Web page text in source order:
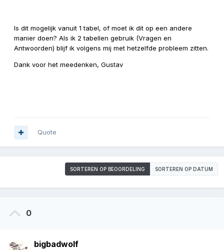
Is dit mogelijk vanuit 1 tabel, of moet ik dit op een andere
manier doen? Als ik 2 tabellen gebruik (Vragen en
Antwoorden) blijf ik volgens mij met hetzelfde probleem zitten.
Dank voor het meedenken, Gustav
Quote
SORTEREN OP BEOORDELING SORTEREN OP DATUM
0
bigbadwolf